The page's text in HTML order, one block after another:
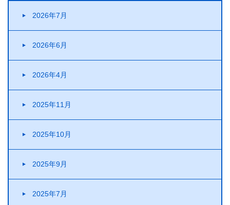
2026年7月
2026年6月
2026年4月
2025年11月
2025年10月
2025年9月
2025年7月